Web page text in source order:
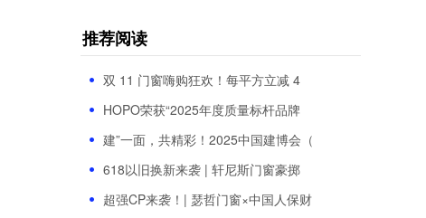
推荐阅读
双 11 门窗嗨购狂欢！每平方立减 4
HOPO荣获“2025年度质量标杆品牌
建”一面，共精彩！2025中国建博会（
618以旧换新来袭 | 轩尼斯门窗豪掷
超强CP来袭！| 瑟哲门窗×中国人保财